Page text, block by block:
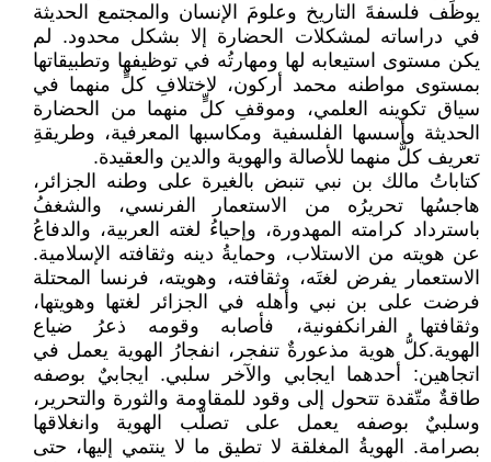
يوظِّف فلسفةَ التاريخ وعلومَ الإنسان والمجتمع الحديثة
في دراساته لمشكلات الحضارة إلا بشكل محدود. لم
يكن مستوى استيعابه لها ‏ومهارتُه في توظيفها وتطبيقاتها
بمستوى مواطنه محمد أركون، لاختلافِ كلٍّ منهما في
سياق ‏تكوينه العلمي، وموقفِ كلٍّ منهما من الحضارة
الحديثة وأسسها الفلسفية ومكاسبها المعرفية، وطريقةِ
تعريف كلٌّ منهما للأصالة والهوية والدين والعقيدة.
كتاباتُ مالك بن نبي تنبض بالغيرة على وطنه الجزائر،
هاجسُها تحريرُه من الاستعمار الفرنسي، والشغفُ
باسترداد كرامته المهدورة، وإحياءُ لغته العربية، والدفاعُ
عن هويته من الاستلاب، وحمايةُ دينه وثقافته الإسلامية.
الاستعمار يفرض لغتَه، وثقافته، وهويته، فرنسا المحتلة
فرضت على بن نبي وأهله في الجزائر لغتها وهويتها،
وثقافتها الفرانكفونية، ‏فأصابه وقومه ذعرُ ضياع
الهوية.كلُّ هوية مذعورةٌ تنفجر، ‏انفجارُ الهوية يعمل في
اتجاهين: أحدهما ايجابي والآخر سلبي. ايجابيٌ بوصفه
طاقةٌ متّقدة تتحول إلى وقود للمقاومة والثورة والتحرير،
وسلبيٌ بوصفه يعمل على تصلّب الهوية وانغلاقها
بصرامة. الهويةُ المغلقة لا تطيق ما لا ينتمي إليها، حتى